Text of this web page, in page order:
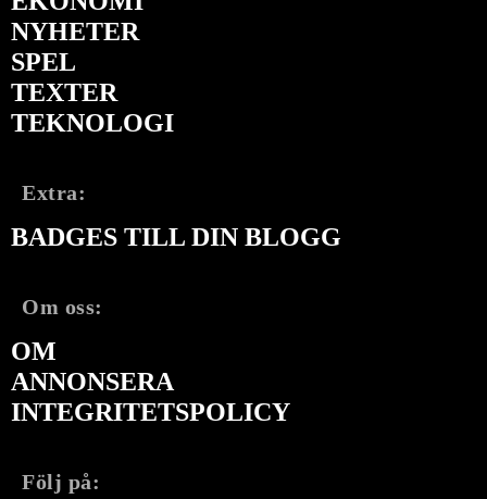
NYHETER
SPEL
TEXTER
TEKNOLOGI
Extra:
BADGES TILL DIN BLOGG
Om oss:
OM
ANNONSERA
INTEGRITETSPOLICY
Följ på: